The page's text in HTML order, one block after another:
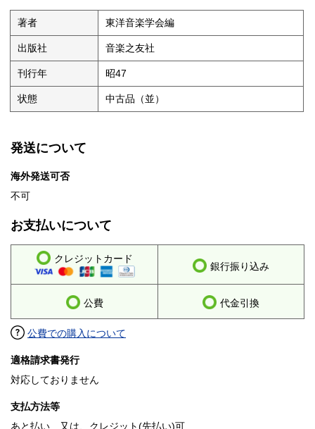
著者 東洋音楽学会編
出版社 音楽之友社
刊行年 昭47
状態 中古品（並）
発送について
海外発送可否
不可
お支払いについて
クレジットカード
銀行振り込み
公費 代金引換
公費での購入について
適格請求書発行
対応しておりません
支払方法等
あと払い 又は、クレジット(先払い)可